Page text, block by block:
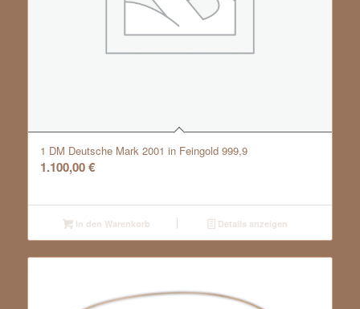
1 DM Deutsche Mark 2001 in Feingold 999,9
1.100,00€
In den Warenkorb Details anzeigen